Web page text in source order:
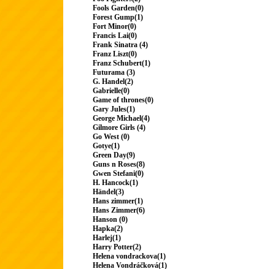
Fools Garden(0)
Forest Gump(1)
Fort Minor(0)
Francis Lai(0)
Frank Sinatra (4)
Franz Liszt(0)
Franz Schubert(1)
Futurama (3)
G. Handel(2)
Gabrielle(0)
Game of thrones(0)
Gary Jules(1)
George Michael(4)
Gilmore Girls (4)
Go West (0)
Gotye(1)
Green Day(9)
Guns n Roses(8)
Gwen Stefani(0)
H. Hancock(1)
Händel(3)
Hans zimmer(1)
Hans Zimmer(6)
Hanson (0)
Hapka(2)
Harlej(1)
Harry Potter(2)
Helena vondrackova(1)
Helena Vondráčková(1)